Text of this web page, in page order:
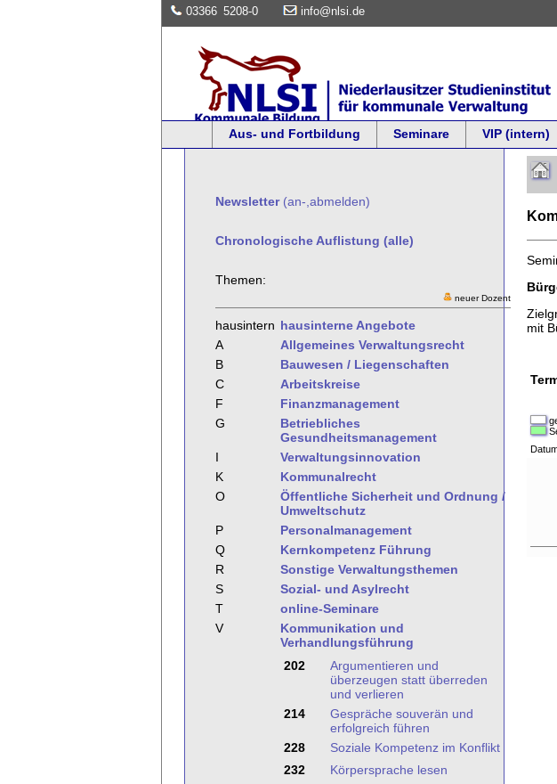
03366 5208-0 info@nlsi.de
Aus- und Fortbildung Seminare VIP (intern)
Newsletter(an-,abmelden)
Chronologische Auflistung (alle)
Themen:
neuer Dozent
hausintern hausinterne Angebote
A
Allgemeines Verwaltungsrecht
B
Bauwesen / Liegenschaften
C
Arbeitskreise
F
Finanzmanagement
G
Betriebliches
Gesundheitsmanagement
I
Verwaltungsinnovation
K
Kommunalrecht
O
Öffentliche Sicherheit und Ordnung /
Umweltschutz
P
Personalmanagement
Q
Kernkompetenz Führung
R
Sonstige Verwaltungsthemen
S
Sozial- und Asylrecht
T
online-Seminare
V
Kommunikation und
Verhandlungsführung
202
Argumentieren und
überzeugen statt überreden
und verlieren
214
Gespräche souverän und
erfolgreich führen
228
Soziale Kompetenz im Konflikt
232
Körpersprache lesen
mit